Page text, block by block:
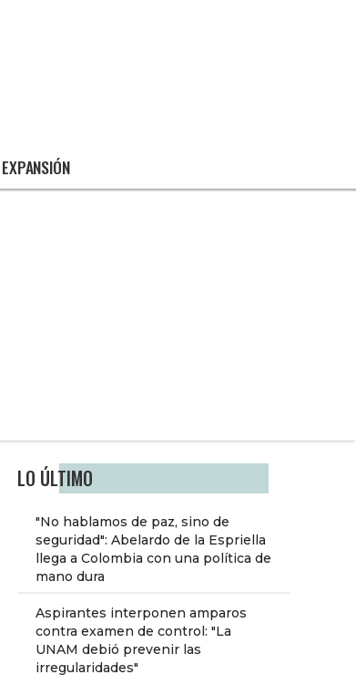
EXPANSIÓN
LO ÚLTIMO
"No hablamos de paz, sino de
seguridad": Abelardo de la Espriella
llega a Colombia con una política de
mano dura
Aspirantes interponen amparos
contra examen de control: "La
UNAM debió prevenir las
irregularidades"